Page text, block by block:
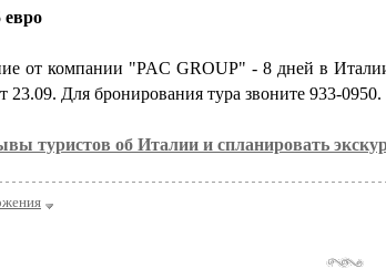
евро
от компании "PAC GROUP" - 8 дней в
Для бронирования тура звоните 933-0950.
туристов об Италии и спланировать